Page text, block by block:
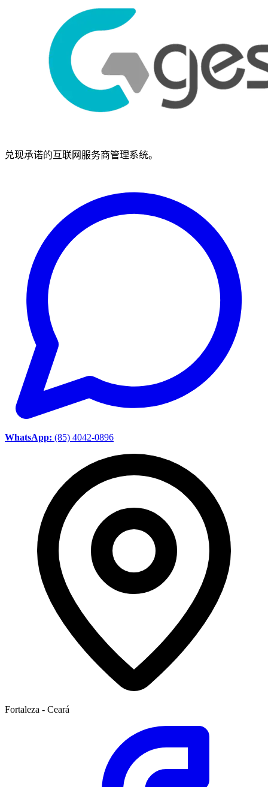
兑现承诺的互联网服务商管理系统。
WhatsApp: (85) 4042-0896
Fortaleza - Ceará